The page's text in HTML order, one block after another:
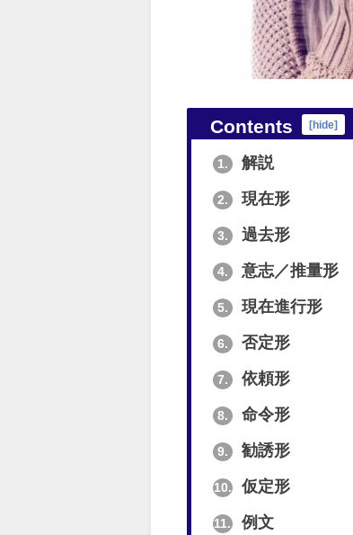
Contents [hide]
1. 解説
2. 現在形
3. 過去形
4. 意志／推量形
5. 現在進行形
6. 否定形
7. 依頼形
8. 命令形
9. 勧誘形
10. 仮定形
11. 例文